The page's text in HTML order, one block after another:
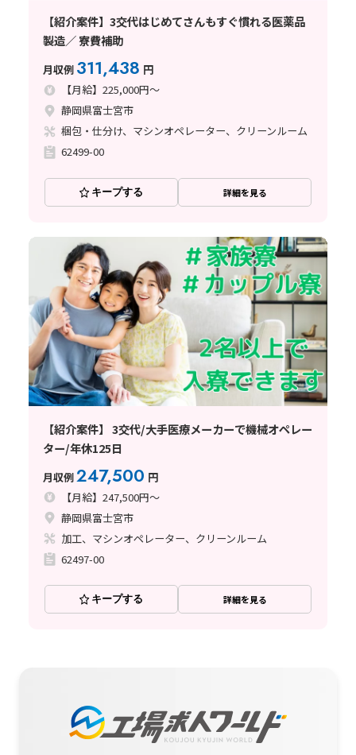
【紹介案件】3交代はじめてさんもすぐ慣れる医薬品
製造／ 寮費補助
月収例 311,438 円
【月給】225,000円～
静岡県富士宮市
梱包・仕分け、マシンオペレーター、クリーンルーム
62499-00
キープする 詳細を見る
【紹介案件】 3交代/大手医療メーカーで機械オペレー
ター/年休125日
月収例247,500 円
【月給】247,500円～
静岡県富士宮市
加工、マシンオペレーター、クリーンルーム
62497-00
キープする 詳細を見る